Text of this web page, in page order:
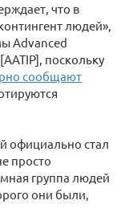
что в
людей»,
Advanced
поскольку
сообщают
официально стал
просто
группа людей
они были,